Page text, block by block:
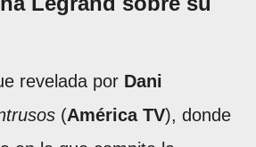
revelada por Dani
(América TV), donde